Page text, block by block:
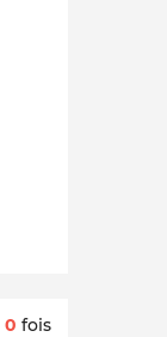
0 fois